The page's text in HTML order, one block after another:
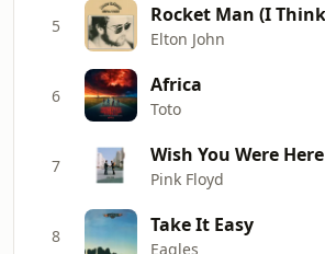
5
Elton John
6 Africa
Toto
7 Wish You Were Here
Pink Floyd
8 Take It Easy
Eagles